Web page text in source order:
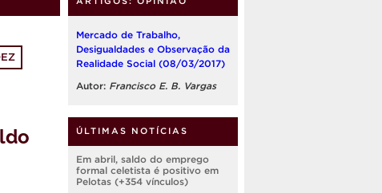
Mercado de Trabalho,
Desigualdades e Observação da
Realidade Social (08/03/2017)
Autor: Francisco E. B. Vargas
ÚLTIMAS NOTÍCIAS
Em abril, saldo do emprego
formal celetista é positivo em
Pelotas (+354 vínculos)